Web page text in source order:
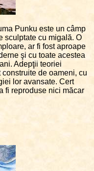
Punku este un câmp
sculptate cu migală. O
ar fi fost aproape
şi cu toate acestea
Adepţii teoriei
de oameni, cu
lor avansate. Cert
fi reproduse nici măcar